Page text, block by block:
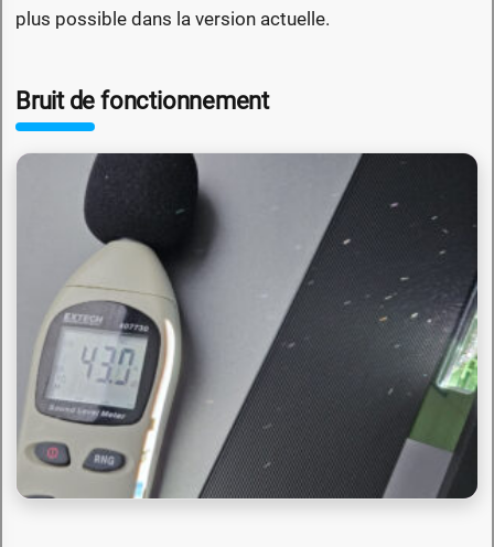
plus possible dans la version actuelle.
Bruit de fonctionnement